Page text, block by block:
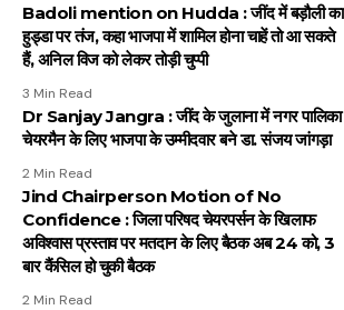
Badoli mention on Hudda : जींद में बड़ौली का
हुड्डा पर तंज, कहा भाजपा में शामिल होना चाहें तो आ सकते
हैं, अनिल विज को लेकर तोड़ी चुप्पी
3 Min Read
Dr Sanjay Jangra : जींद के जुलाना में नगर पालिका
चेयरमैन के लिए भाजपा के उम्मीदवार बने डा. संजय जांगड़ा
2 Min Read
Jind Chairperson Motion of No
Confidence : जिला परिषद चेयरपर्सन के खिलाफ
अविश्वास प्रस्ताव पर मतदान के लिए बैठक अब 24 को, 3
बार कैंसिल हो चुकी बैठक
2 Min Read